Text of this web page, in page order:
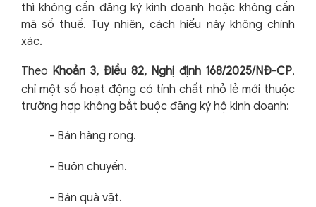
thì không cần đăng ký kinh doanh hoặc không cần
mã số thuế. Tuy nhiên, cách hiểu này không chính
xác.
Theo Khoản 3, Điều 82, Nghị định 168/2025/NĐ-CP,
chỉ một số hoạt động có tính chất nhỏ lẻ mới thuộc
trường hợp không bắt buộc đăng ký hộ kinh doanh:
- Bán hàng rong.
- Buôn chuyến.
- Bán quà vặt.